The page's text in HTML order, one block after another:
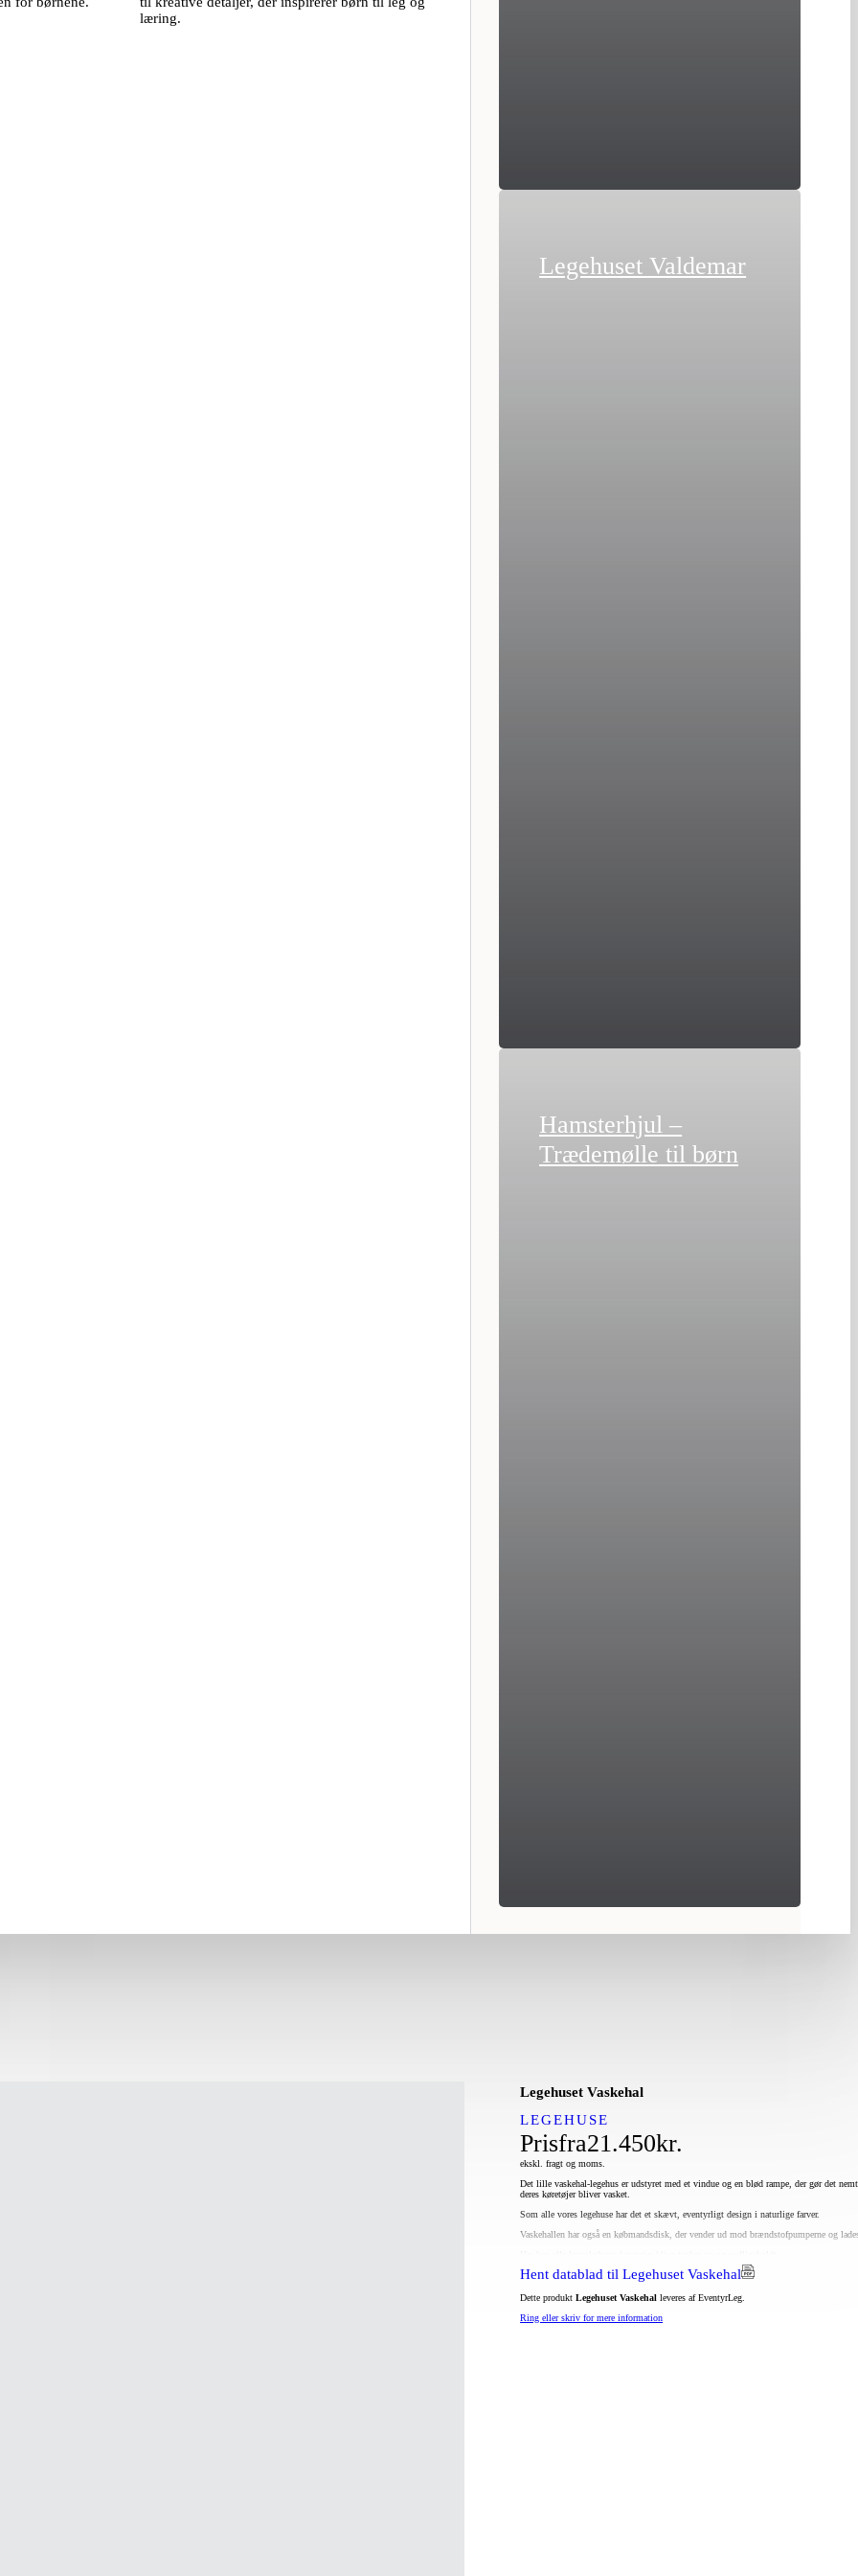
læring.
Legehuset Valdemar
Hamsterhjul –
Trædemølle til børn
Legehuset Vaskehal
LEGEHUSE
Prisfra21.450kr.
ekskl. fragt og moms.
Det lille vaskehal-legehus er udstyret med et vindue og en blød rampe, der gør det
deres køretøjer bliver vasket.
Som alle vores legehuse har det et skævt, eventyrligt design i naturlige farver.
Vaskehallen har også en købmandsdisk, der vender ud mod brændstofpumperne og
Hent datablad til Legehuset Vaskehal
Dette produktLegehuset Vaskehal leveres af EventyrLeg.
Ring eller skriv for mere information